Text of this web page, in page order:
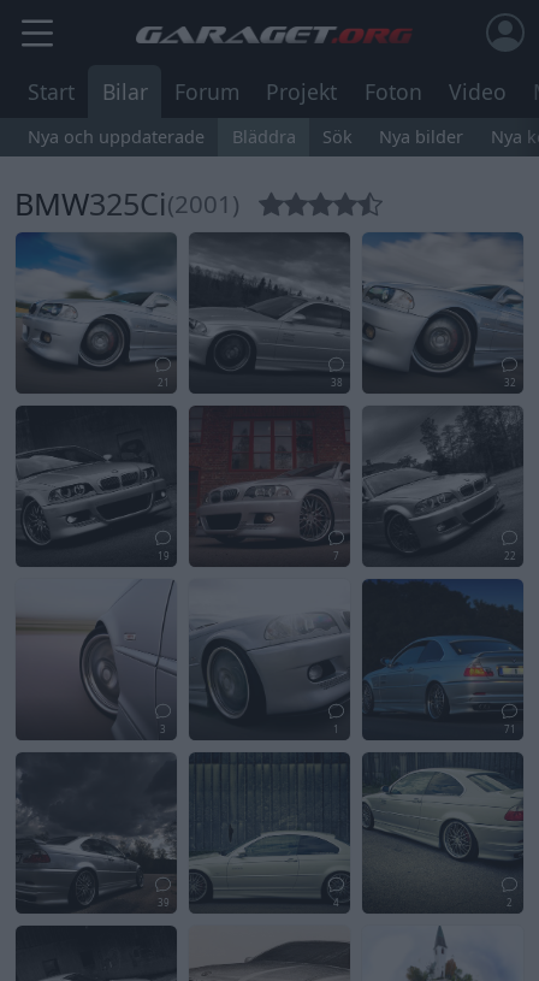
Start Bilar Forum Projekt Foton Video
Nya och uppdaterade Bläddra Sök Nya bilder Nya
BMW325Ci(2001)
21 38 32
19 7 22
3 1 71
39 4 2